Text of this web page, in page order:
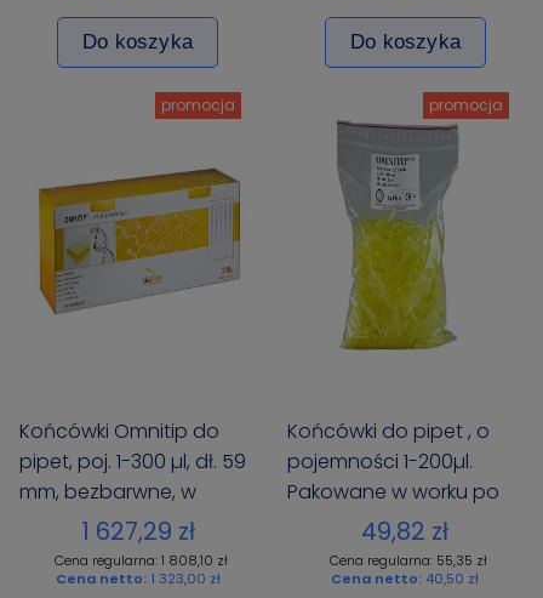
Do koszyka Do koszyka
Końcówki Omnitip do
pipet, poj. 1-300 µl, dł. 59
mm, bezbarwne, w
pojemnikach typu rack,
sterylne(10 x 96), 6
op./kart.
1 627,29 zł
Cena regularna: 1 808,10 zł
Cena netto: 1 323,00 zł
promocja
Końcówki do pipet , o
pojemności 1-200µl.
Pakowane w worku po
1000 szt. , dł. 50 mm, żółte
49,82 zł
Cena regularna: 55,35 zł
Cena netto: 40,50 zł
promocja